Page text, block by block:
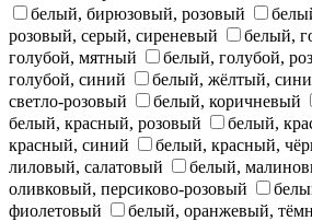
белый, бирюзовый, розовый
розовый, серый, сиреневый
белый,
голубой, мятный
белый, голубой,
голубой, синий
белый, жёлтый,
светло-розовый
белый, коричневый
белый, красный, розовый
белый,
красный, синий
белый, красный,
лиловый, салатовый
белый,
оливковый, персиково-розовый
фиолетовый
белый, оранжевый,